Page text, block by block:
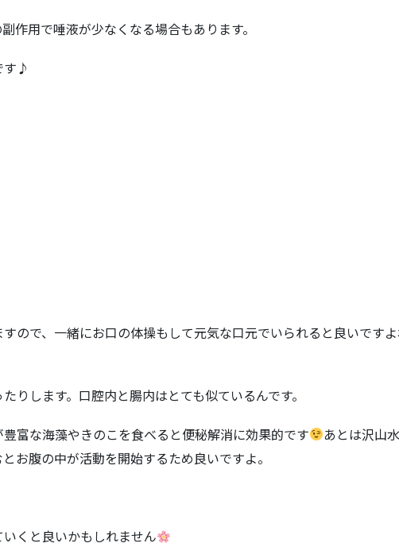
作用で唾液が少なくなる場合もあります。
す♪
ので、一緒にお口の体操もして元気な口元でいられると良いです
りします。口腔内と腸内はとても似ているんです。
富な海藻やきのこを食べると便秘解消に効果的です
あとは沢山
お腹の中が活動を開始するため良いですよ。
くと良いかもしれません